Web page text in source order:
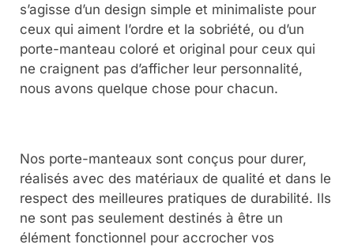
s’agisse d’un design simple et minimaliste pour
ceux qui aiment l’ordre et la sobriété, ou d’un
porte-manteau coloré et original pour ceux qui
ne craignent pas d’afficher leur personnalité,
nous avons quelque chose pour chacun.
Nos porte-manteaux sont conçus pour durer,
réalisés avec des matériaux de qualité et dans le
respect des meilleures pratiques de durabilité. Ils
ne sont pas seulement destinés à être un
élément fonctionnel pour accrocher vos